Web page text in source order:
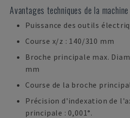
Avantages techniques de la machine
Puissance des outils
Course x/z : 140/310 mm
Broche principale max.
mm
Course de la broche
Précision d'indexation de
principale : 0,001°.